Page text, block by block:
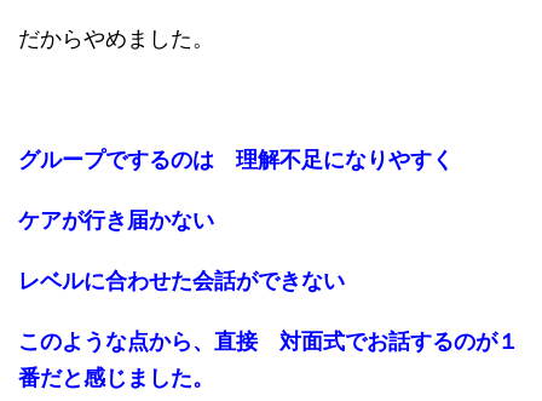
だからやめました。
グループでするのは 理解不足になりやすく
ケアが行き届かない
レベルに合わせた会話ができない
このような点から、直接 対面式でお話するのが１
番だと感じました。